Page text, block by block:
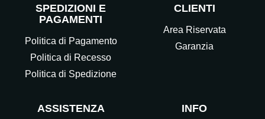
SPEDIZIONI E
PAGAMENTI
Politica di Pagamento
Politica di Recesso
Politica di Spedizione
CLIENTI
Area Riservata
Garanzia
ASSISTENZA INFO